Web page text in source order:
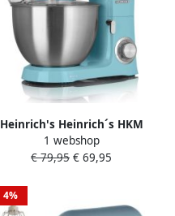
Heinrich's Heinrich´s HKM
8078 keukenmachine 1400
Watt XXL blauw
1 webshop
€ 79,95 € 69,95
4%